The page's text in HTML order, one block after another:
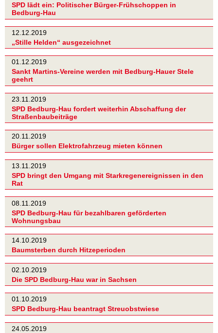
SPD lädt ein: Politischer Bürger-Frühschoppen in
Bedburg-Hau
12.12.2019
„Stille Helden“ ausgezeichnet
01.12.2019
Sankt Martins-Vereine werden mit Bedburg-Hauer Stele
geehrt
23.11.2019
SPD Bedburg-Hau fordert weiterhin Abschaffung der
Straßenbaubeiträge
20.11.2019
Bürger sollen Elektrofahrzeug mieten können
13.11.2019
SPD bringt den Umgang mit Starkregenereignissen in den
Rat
08.11.2019
SPD Bedburg-Hau für bezahlbaren geförderten
Wohnungsbau
14.10.2019
Baumsterben durch Hitzeperioden
02.10.2019
Die SPD Bedburg-Hau war in Sachsen
01.10.2019
SPD Bedburg-Hau beantragt Streuobstwiese
24.05.2019